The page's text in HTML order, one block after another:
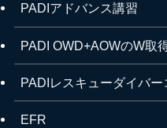
PADIアドバンス講習
PADI OWD+AOWのW取
PADIレスキューダイバー
EFR